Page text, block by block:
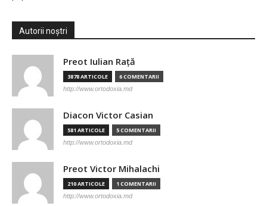
Autorii noștri
Preot Iulian Raţă
3878 ARTICOLE 6 COMENTARII
http://www.ortodoxia.md
Diacon Victor Casian
581 ARTICOLE 5 COMENTARII
http://www.ortodoxia.md
Preot Victor Mihalachi
210 ARTICOLE 1 COMENTARII
http://www.ortodoxia.md